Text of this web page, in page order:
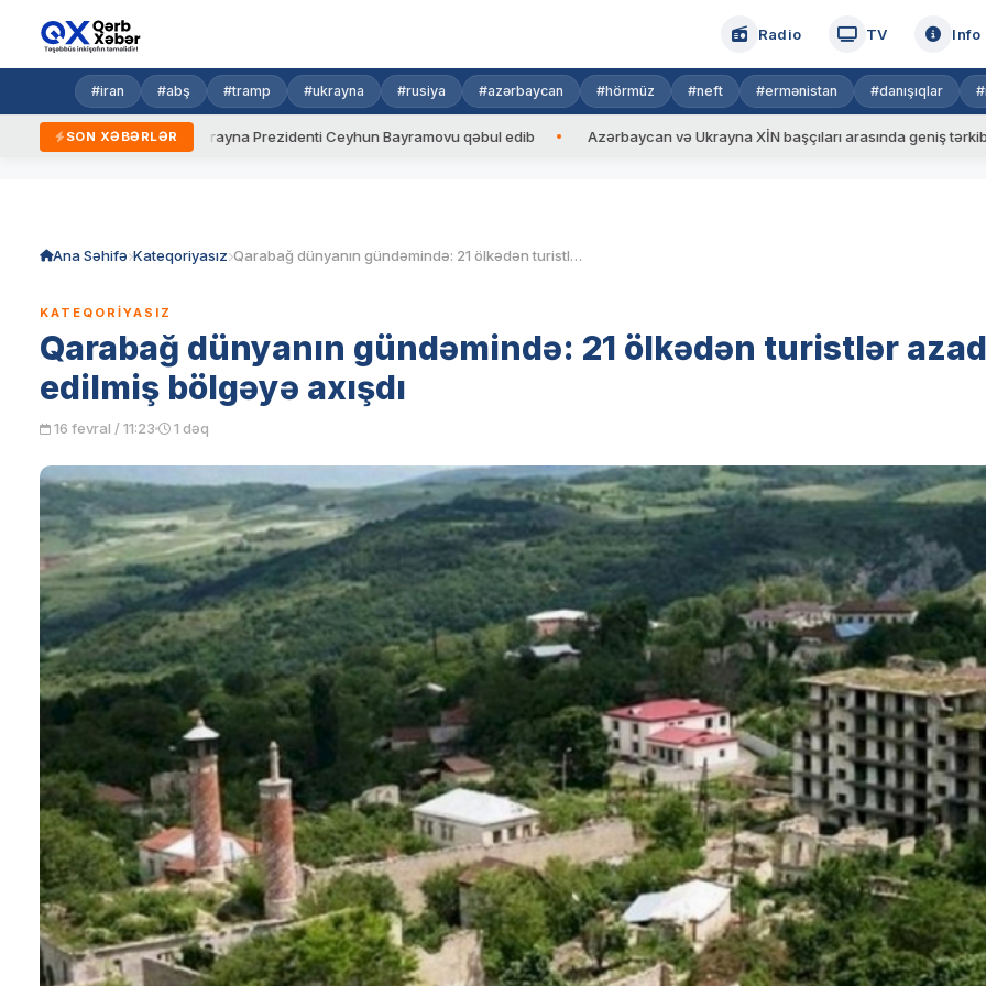
Radio TV Info
#iran #abş #tramp #ukrayna #rusiya #azərbaycan #hörmüz #neft #ermənistan #danışıqlar
SON XƏBƏRLƏR
qaydalar Ukrayna Prezidenti Ceyhun Bayramovu qəbul edib Azərbaycan və Ukrayna XİN başçıları arasında geniş tərkibdə
Ana Səhifə Kateqoriyasız Qarabağ dünyanın gündəmində: 21 ölkədən turistlər azad edilmiş bölgəyə axışdı
KATEQORIYASIZ
Qarabağ dünyanın gündəmində: 21 ölkədən turistlər azad
edilmiş bölgəyə axışdı
16 fevral / 11:23 1 dəq